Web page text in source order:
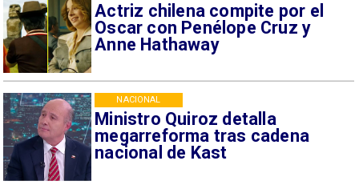
Actriz chilena compite por el
Oscar con Penélope Cruz y
Anne Hathaway
Ministro Quiroz detalla
megarreforma tras cadena
nacional de Kast
NACIONAL